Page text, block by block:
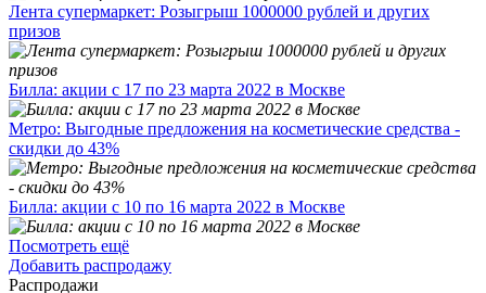
Лента супермаркет: Розыгрыш 1000000 рублей и других
призов
Билла: акции с 17 по 23 марта 2022 в Москве
Метро: Выгодные предложения на косметические средства -
скидки до 43%
Билла: акции с 10 по 16 марта 2022 в Москве
Посмотреть ещё
Добавить распродажу
Распродажи